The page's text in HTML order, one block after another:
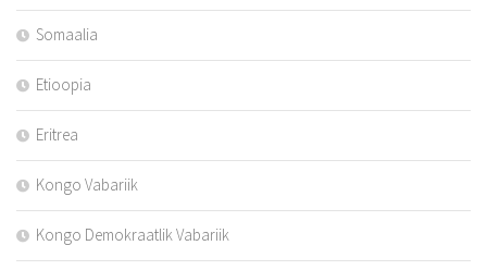
Somaalia
Etioopia
Eritrea
Kongo Vabariik
Kongo Demokraatlik Vabariik